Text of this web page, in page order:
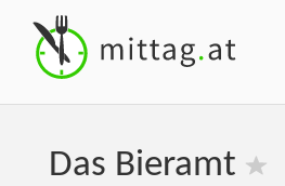
Das Bieramt